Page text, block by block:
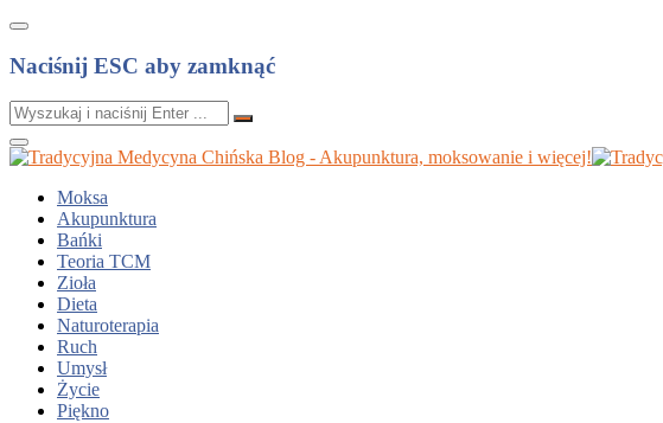
Naciśnij ESC aby zamknąć
Moksa
Akupunktura
Bańki
Teoria TCM
Zioła
Dieta
Naturoterapia
Ruch
Umysł
Życie
Piękno